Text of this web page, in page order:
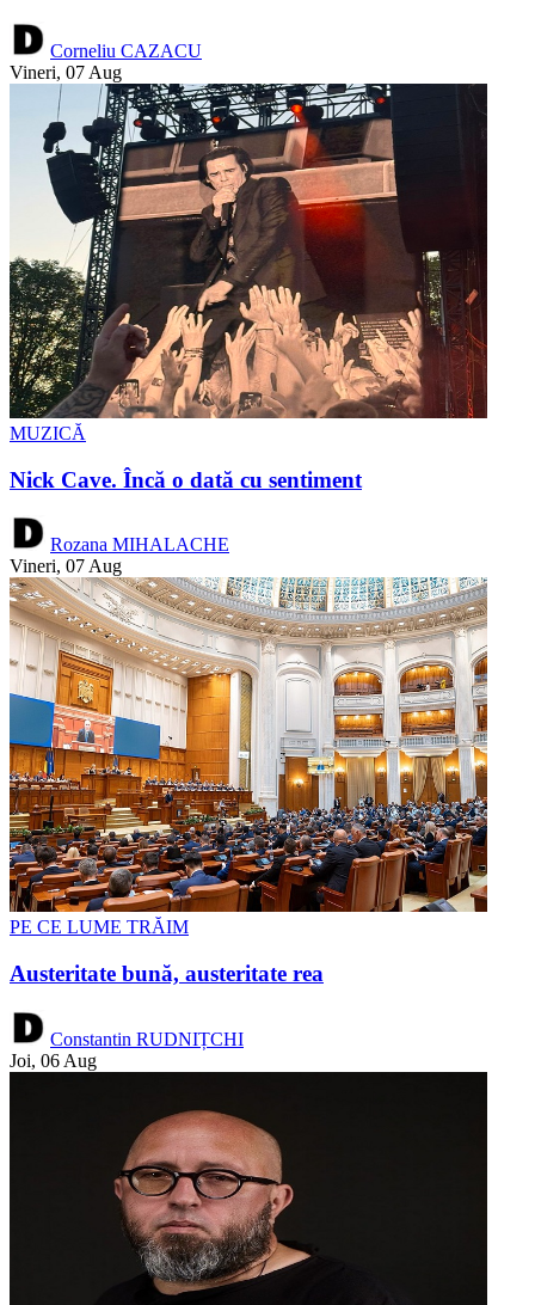
Corneliu CAZACU
Vineri, 07 Aug
MUZICĂ
Nick Cave. Încă o dată cu sentiment
Rozana MIHALACHE
Vineri, 07 Aug
PE CE LUME TRĂIM
Austeritate bună, austeritate rea
Constantin RUDNIȚCHI
Joi, 06 Aug